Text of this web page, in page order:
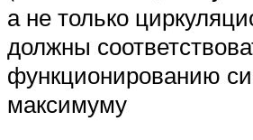
а не только
должны
функционированию
максимуму